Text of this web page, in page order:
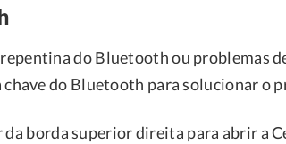
do Bluetooth ou problemas
do Bluetooth para solucionar o
da borda superior direita para abrir a